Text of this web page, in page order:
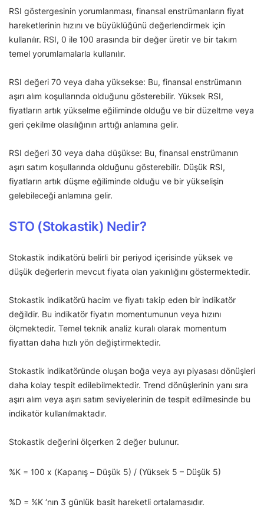
RSI göstergesinin yorumlanması, finansal enstrümanların fiyat
hareketlerinin hızını ve büyüklüğünü değerlendirmek için
kullanılır. RSI, 0 ile 100 arasında bir değer üretir ve bir takım
temel yorumlamalarla kullanılır.
RSI değeri 70 veya daha yüksekse: Bu, finansal enstrümanın
aşırı alım koşullarında olduğunu gösterebilir. Yüksek RSI,
fiyatların artık yükselme eğiliminde olduğu ve bir düzeltme veya
geri çekilme olasılığının arttığı anlamına gelir.
RSI değeri 30 veya daha düşükse: Bu, finansal enstrümanın
aşırı satım koşullarında olduğunu gösterebilir. Düşük RSI,
fiyatların artık düşme eğiliminde olduğu ve bir yükselişin
gelebileceği anlamına gelir.
STO (Stokastik) Nedir?
Stokastik indikatörü belirli bir periyod içerisinde yüksek ve
düşük değerlerin mevcut fiyata olan yakınlığını göstermektedir.
Stokastik indikatörü hacim ve fiyatı takip eden bir indikatör
değildir. Bu indikatör fiyatın momentumunun veya hızını
ölçmektedir. Temel teknik analiz kuralı olarak momentum
fiyattan daha hızlı yön değiştirmektedir.
Stokastik indikatöründe oluşan boğa veya ayı piyasası dönüşleri
daha kolay tespit edilebilmektedir. Trend dönüşlerinin yanı sıra
aşırı alım veya aşırı satım seviyelerinin de tespit edilmesinde bu
indikatör kullanılmaktadır.
Stokastik değerini ölçerken 2 değer bulunur.
%K = 100 x (Kapanış – Düşük 5) / (Yüksek 5 – Düşük 5)
%D = %K ‘nın 3 günlük basit hareketli ortalamasıdır.